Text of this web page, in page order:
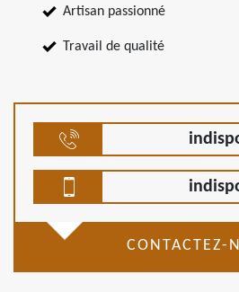
Artisan passionné
Travail de qualité
CONTACTEZ-